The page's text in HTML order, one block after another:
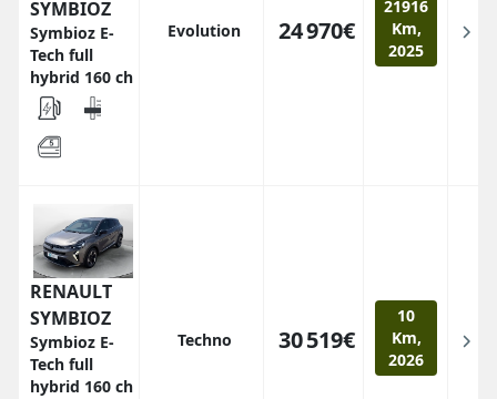
SYMBIOZ
Symbioz E-
Tech full
hybrid 160 ch
Evolution 24 970€
21916
Km,
2025
RENAULT
SYMBIOZ
Symbioz E-
Tech full
hybrid 160 ch
Techno 30 519€
10
Km,
2026